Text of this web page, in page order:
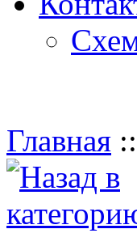
Главная